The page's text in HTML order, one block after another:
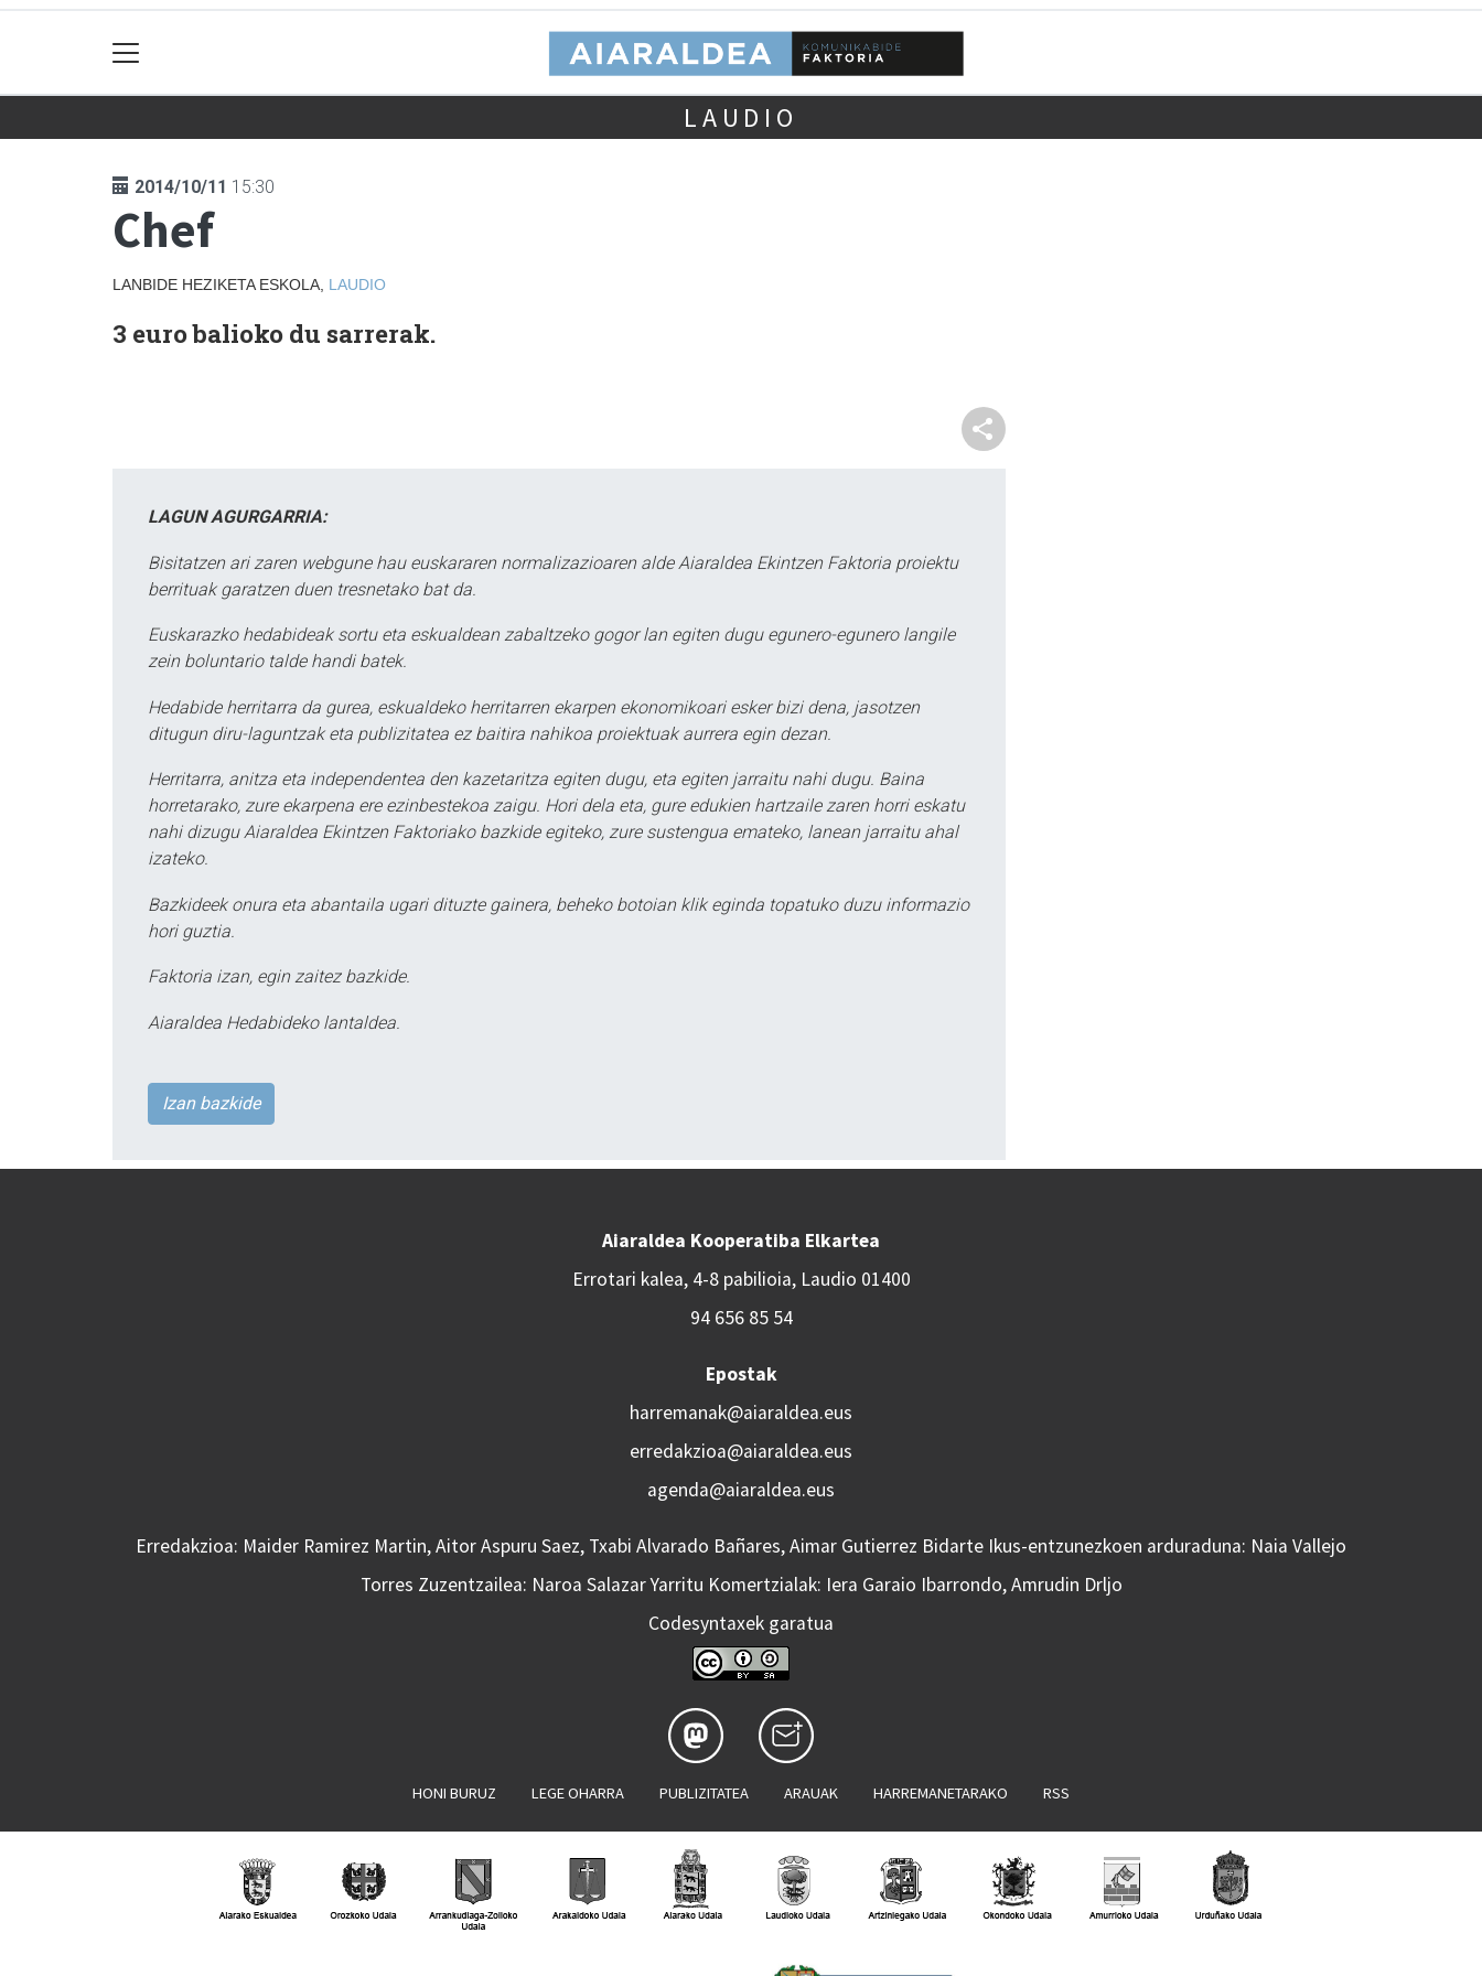
LAUDIO
2014/10/11 15:30
Chef
LANBIDE HEZIKETA ESKOLA, LAUDIO
3 euro balioko du sarrerak.
LAGUN AGURGARRIA:
Bisitatzen ari zaren webgune hau euskararen normalizazioaren alde Aiaraldea Ekintzen Faktoria proiektu
berrituak garatzen duen tresnetako bat da.
Euskarazko hedabideak sortu eta eskualdean zabaltzeko gogor lan egiten dugu egunero-egunero langile
zein boluntario talde handi batek.
Hedabide herritarra da gurea, eskualdeko herritarren ekarpen ekonomikoari esker bizi dena, jasotzen
ditugun diru-laguntzak eta publizitatea ez baitira nahikoa proiektuak aurrera egin dezan.
Herritarra, anitza eta independentea den kazetaritza egiten dugu, eta egiten jarraitu nahi dugu. Baina
horretarako, zure ekarpena ere ezinbestekoa zaigu. Hori dela eta, gure edukien hartzaile zaren horri eskatu
nahi dizugu Aiaraldea Ekintzen Faktoriako bazkide egiteko, zure sustengua emateko, lanean jarraitu ahal
izateko.
Bazkideek onura eta abantaila ugari dituzte gainera, beheko botoian klik eginda topatuko duzu informazio
hori guztia.
Faktoria izan, egin zaitez bazkide.
Aiaraldea Hedabideko lantaldea.
Izan bazkide
Aiaraldea Kooperatiba Elkartea
Errotari kalea, 4-8 pabilioia, Laudio 01400
94 656 85 54
Epostak
harremanak@aiaraldea.eus
erredakzioa@aiaraldea.eus
agenda@aiaraldea.eus
Erredakzioa: Maider Ramirez Martin, Aitor Aspuru Saez, Txabi Alvarado Bañares, Aimar Gutierrez Bidarte Ikus-entzunezkoen arduraduna: Naia Vallejo
Torres Zuzentzailea: Naroa Salazar Yarritu Komertzialak: Iera Garaio Ibarrondo, Amrudin Drljo
Codesyntaxek garatua
HONI BURUZ LEGE OHARRA PUBLIZITATEA ARAUAK HARREMANETARAKO RSS